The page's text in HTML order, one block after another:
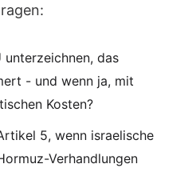
unterzeichnen, das
- und wenn ja, mit
Kosten?
5, wenn israelische
Verhandlungen